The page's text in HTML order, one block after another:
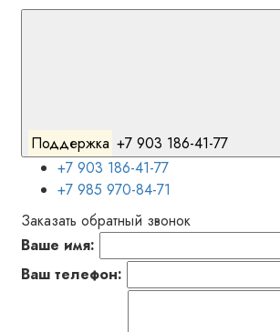
Поддержка +7 903 186-41-77
+7 903 186-41-77
+7 985 970-84-71
Заказать обратный звонок
Ваше имя:
Ваш телефон: